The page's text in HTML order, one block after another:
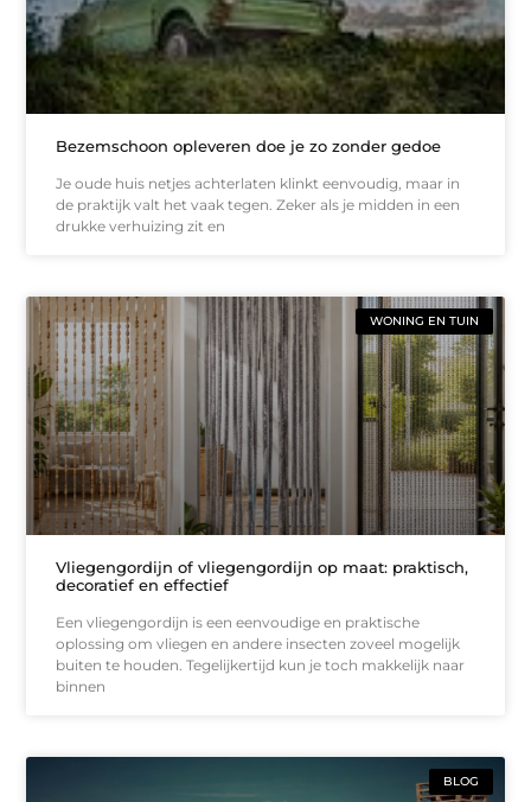
Bezemschoon opleveren doe je zo zonder gedoe
Je oude huis netjes achterlaten klinkt eenvoudig, maar in
de praktijk valt het vaak tegen. Zeker als je midden in een
drukke verhuizing zit en
WONING EN TUIN
Vliegengordijn of vliegengordijn op maat: praktisch,
decoratief en effectief
Een vliegengordijn is een eenvoudige en praktische
oplossing om vliegen en andere insecten zoveel mogelijk
buiten te houden. Tegelijkertijd kun je toch makkelijk naar
binnen
BLOG